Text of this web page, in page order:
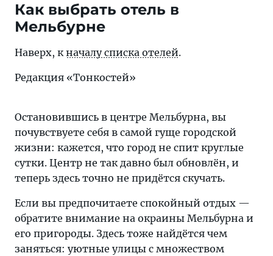
Как выбрать отель в
Мельбурне
Наверх, кначалу списка отелей.
Редакция «Тонкостей»
Остановившись в центре Мельбурна, вы
почувствуете себя в самой гуще городской
жизни: кажется, что город не спит круглые
сутки. Центр не так давно был обновлён, и
теперь здесь точно не придётся скучать.
Если вы предпочитаете спокойный отдых —
обратите внимание на окраины Мельбурна и
его пригороды. Здесь тоже найдётся чем
заняться: уютные улицы с множеством